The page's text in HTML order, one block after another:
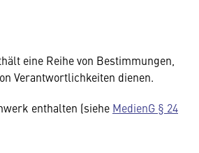
eine Reihe von Bestimmungen,
Verantwortlichkeiten dienen.
enthalten (siehe MedienG § 24